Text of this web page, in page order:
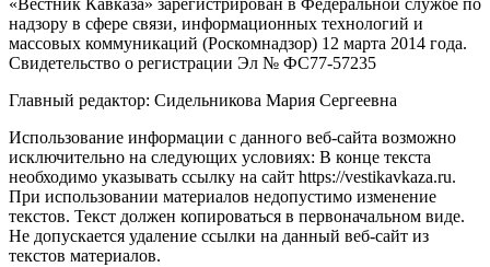
«Вестник Кавказа» зарегистрирован в Федеральной службе по
надзору в сфере связи, информационных технологий и
массовых коммуникаций (Роскомнадзор) 12 марта 2014 года.
Свидетельство о регистрации Эл № ФС77-57235
Главный редактор: Сидельникова Мария Сергеевна
Использование информации с данного веб-сайта возможно
исключительно на следующих условиях: В конце текста
необходимо указывать ссылку на сайт https://vestikavkaza.ru.
При использовании материалов недопустимо изменение
текстов. Текст должен копироваться в первоначальном виде.
Не допускается удаление ссылки на данный веб-сайт из
текстов материалов.